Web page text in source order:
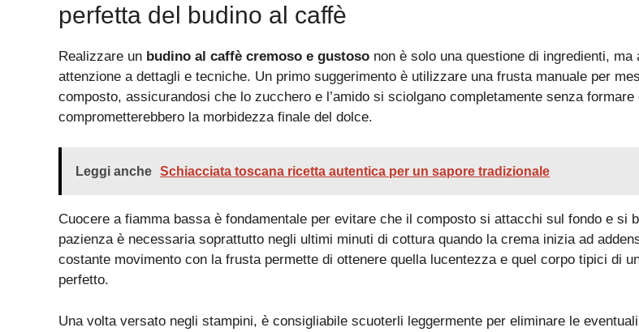
perfetta del budino al caffè
Realizzare un budino al caffè cremoso e gustoso non è solo una questione di ingredienti, ma
attenzione a dettagli e tecniche. Un primo suggerimento è utilizzare una frusta manuale per
composto, assicurandosi che lo zucchero e l’amido si sciolgano completamente senza formare
comprometterebbero la morbidezza finale del dolce.
Leggi anche Schiacciata toscana ricetta autentica per un sapore tradizionale
Cuocere a fiamma bassa è fondamentale per evitare che il composto si attacchi sul fondo e si
pazienza è necessaria soprattutto negli ultimi minuti di cottura quando la crema inizia ad
costante movimento con la frusta permette di ottenere quella lucentezza e quel corpo tipici di
perfetto.
Una volta versato negli stampini, è consigliabile scuoterli leggermente per eliminare le